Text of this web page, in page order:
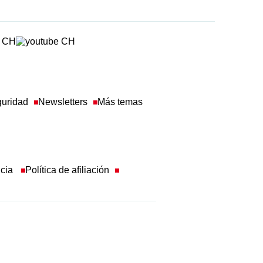
Newsletters Más temas
Política de afiliación